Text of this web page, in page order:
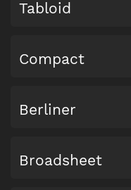
Tabloid
Compact
Berliner
Broadsheet